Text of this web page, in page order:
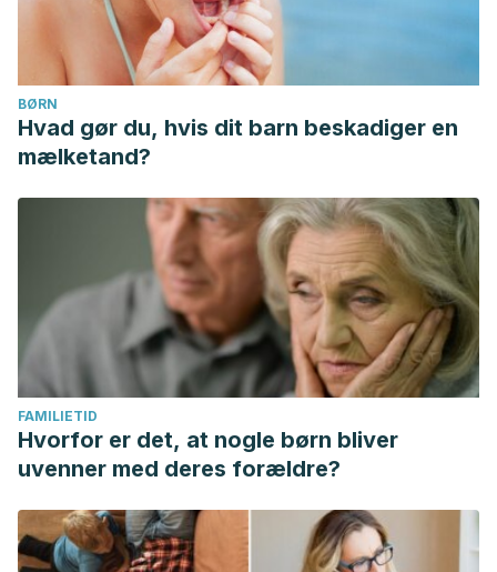
BØRN
Hvad gør du, hvis dit barn beskadiger en
mælketand?
FAMILIETID
Hvorfor er det, at nogle børn bliver
uvenner med deres forældre?